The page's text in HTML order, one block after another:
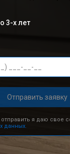
3-х лет
Отправить заявку
я даю свое
данных.